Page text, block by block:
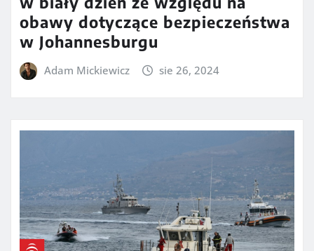
obawy dotyczące bezpieczeństwa
w Johannesburgu
Adam Mickiewicz sie 26, 2024